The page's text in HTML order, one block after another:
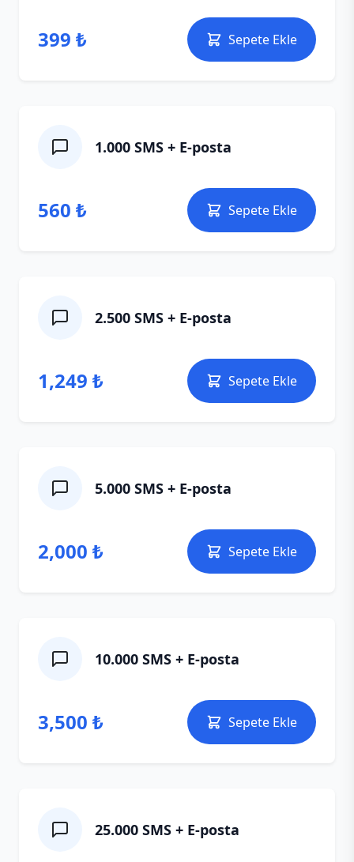
399 ₺ Sepete Ekle
1.000 SMS + E‑posta
560 ₺ Sepete Ekle
2.500 SMS + E‑posta
1,249 ₺ Sepete Ekle
5.000 SMS + E‑posta
2,000 ₺ Sepete Ekle
10.000 SMS + E‑posta
3,500 ₺ Sepete Ekle
25.000 SMS + E‑posta